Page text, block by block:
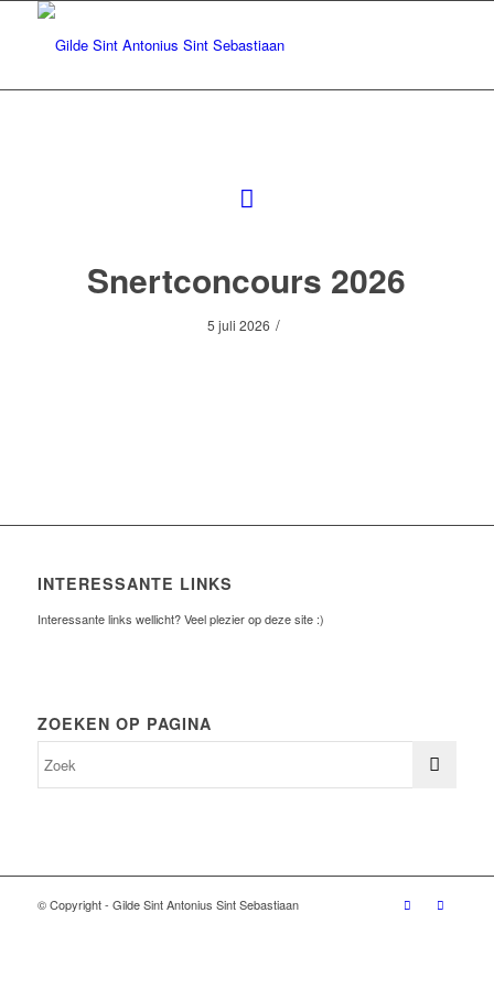
Snertconcours 2026
5 juli 2026 /
INTERESSANTE LINKS
Interessante links wellicht? Veel plezier op deze site :)
ZOEKEN OP PAGINA
© Copyright - Gilde Sint Antonius Sint Sebastiaan